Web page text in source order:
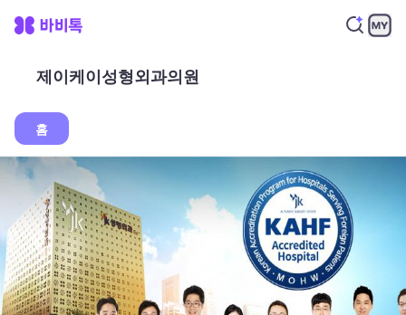
제이케이성형외과의원
홈